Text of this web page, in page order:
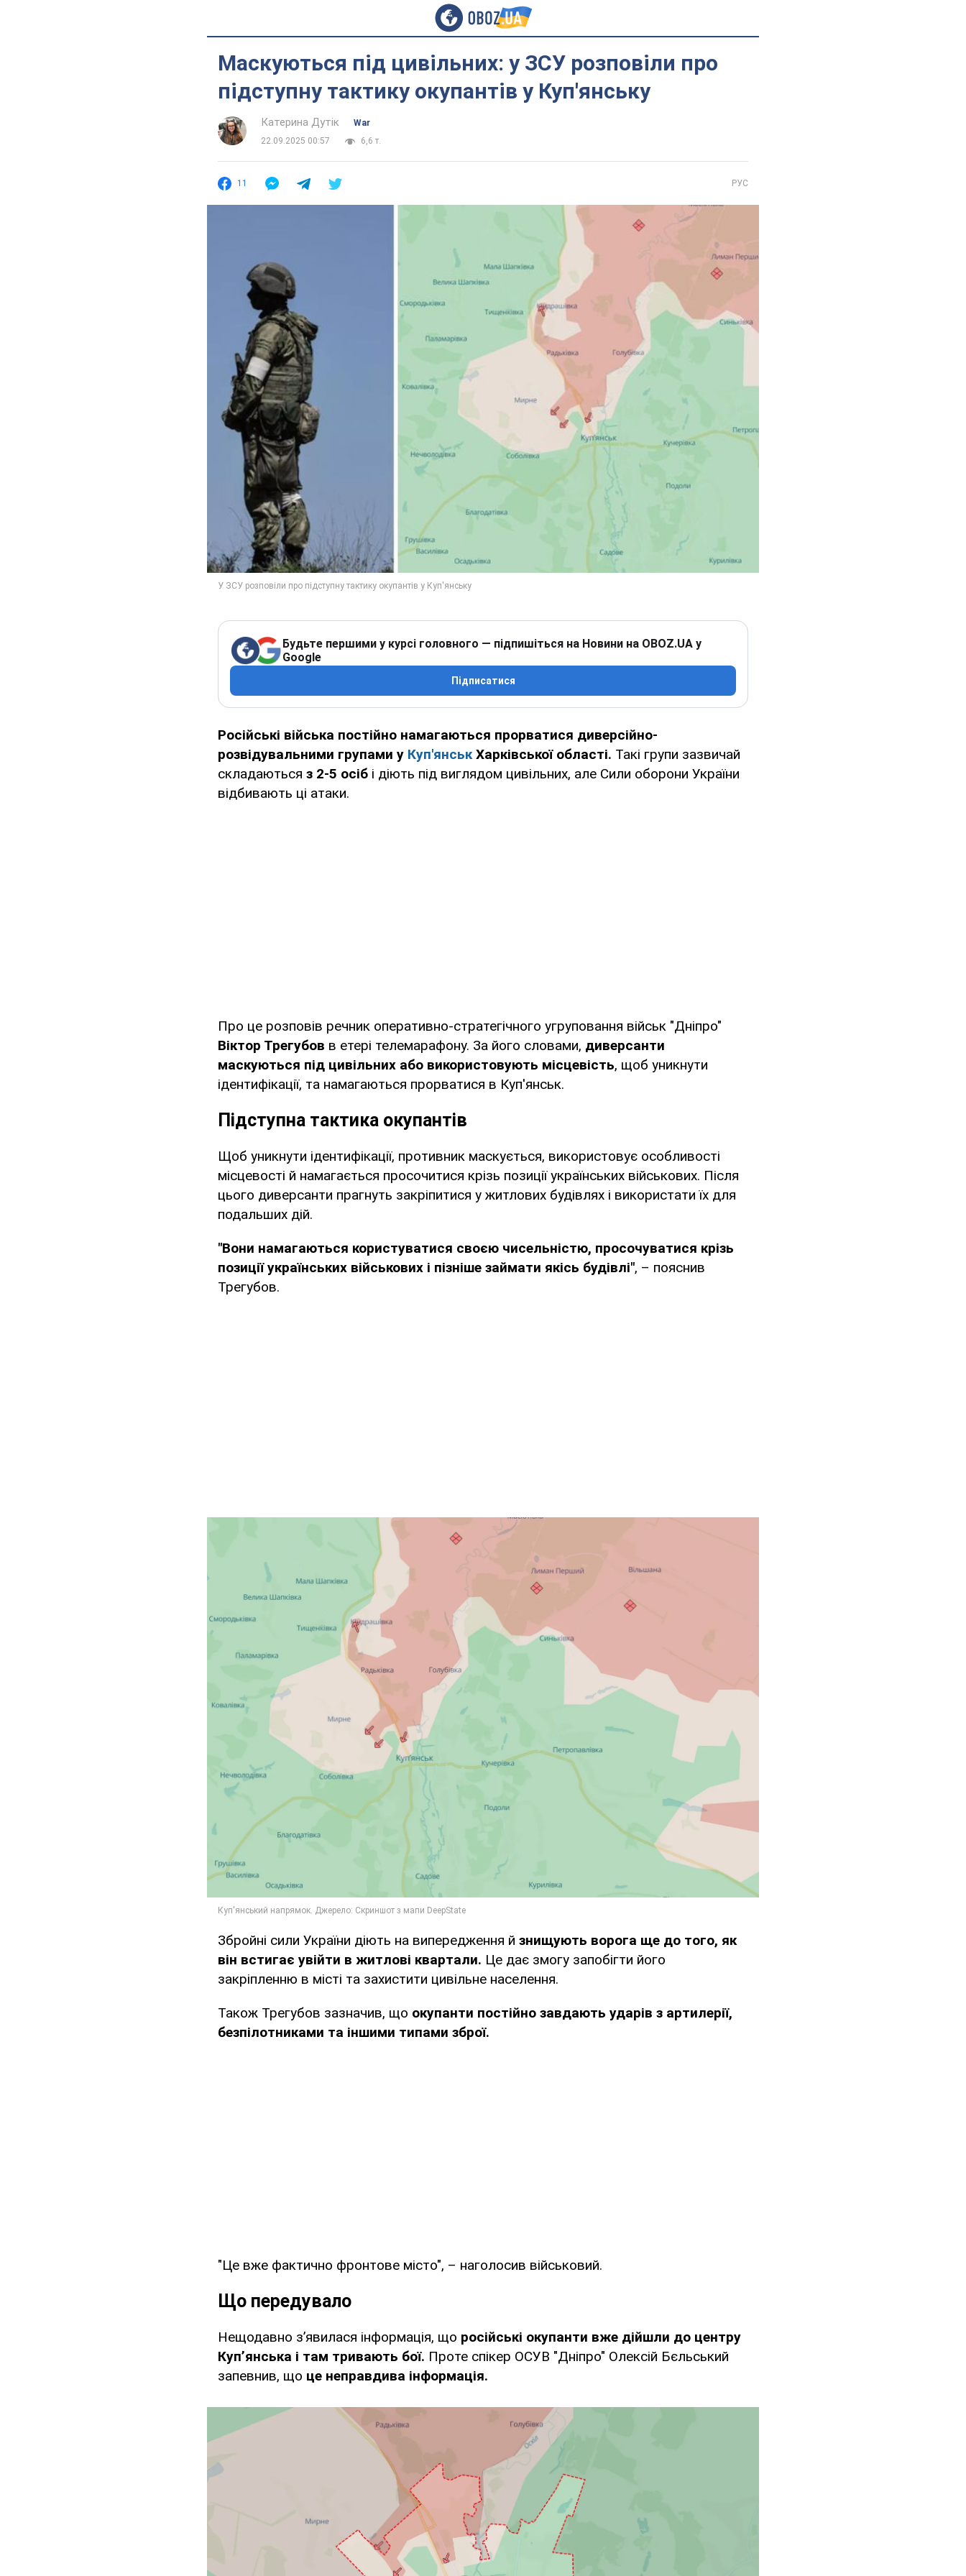
Маскуються під цивільних: у ЗСУ розповіли про
підступну тактику окупантів у Куп'янську
Катерина Дутік
War
22.09.2025 00:57
6,6 т.
11 РУС
Будьте першими у курсі головного — підпишіться на Новини на OBOZ.UA у
Google
Підписатися
Російські війська постійно намагаються прорватися диверсійно-
розвідувальними групами у Куп'янськХарківської області. Такі групи зазвичай
складаються з 2-5 осіб і діють під виглядом цивільних, але Сили оборони України
відбивають ці атаки.
Про це розповів речник оперативно-стратегічного угруповання військ "Дніпро"
Віктор Трегубов в етері телемарафону. За його словами, диверсанти
маскуються під цивільних або використовують місцевість, щоб уникнути
ідентифікації, та намагаються прорватися в Куп'янськ.
Підступна тактика окупантів
Щоб уникнути ідентифікації, противник маскується, використовує особливості
місцевості й намагається просочитися крізь позиції українських військових. Після
цього диверсанти прагнуть закріпитися у житлових будівлях і використати їх для
подальших дій.
"Вони намагаються користуватися своєю чисельністю, просочуватися крізь
позиції українських військових і пізніше займати якісь будівлі", – пояснив
Трегубов.
Збройні сили України діють на випередження й знищують ворога ще до того, як
він встигає увійти в житлові квартали. Це дає змогу запобігти його
закріпленню в місті та захистити цивільне населення.
Також Трегубов зазначив, що окупанти постійно завдають ударів з артилерії,
безпілотниками та іншими типами зброї.
"Це вже фактично фронтове місто", – наголосив військовий.
Що передувало
Нещодавно з’явилася інформація, що російські окупанти вже дійшли до центру
Куп’янська і там тривають бої. Проте спікер ОСУВ "Дніпро" Олексій Бєльський
запевнив, що це неправдива інформація.